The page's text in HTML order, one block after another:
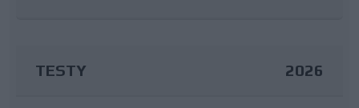
TESTY 2026